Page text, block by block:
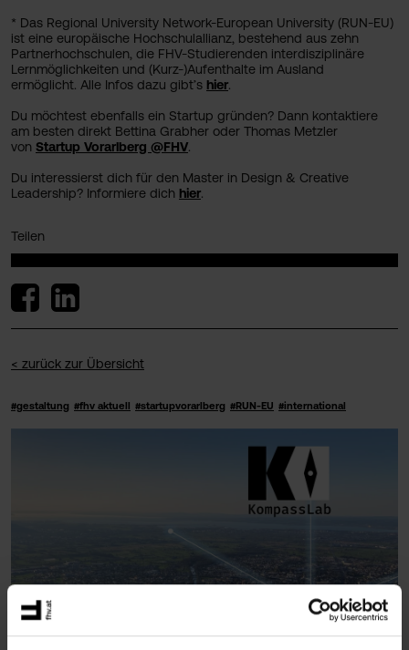
* Das Regional University Network-European University (RUN-EU)
ist eine europäische Hochschulallianz, bestehend aus zehn
Partnerhochschulen, die FHV-Studierenden interdisziplinäre
Lernmöglichkeiten und (Kurz-)Aufenthalte im Ausland
ermöglicht. Alle Infos dazu gibt’s hier.
Du möchtest ebenfalls ein Startup gründen? Dann kontaktiere
am besten direkt Bettina Grabher oder Thomas Metzler
von Startup Vorarlberg @FHV.
Du interessierst dich für den Master in Design & Creative
Leadership? Informiere dich hier.
Teilen
< zurück zur Übersicht
#gestaltung #fhv aktuell #startupvorarlberg #RUN-EU #international